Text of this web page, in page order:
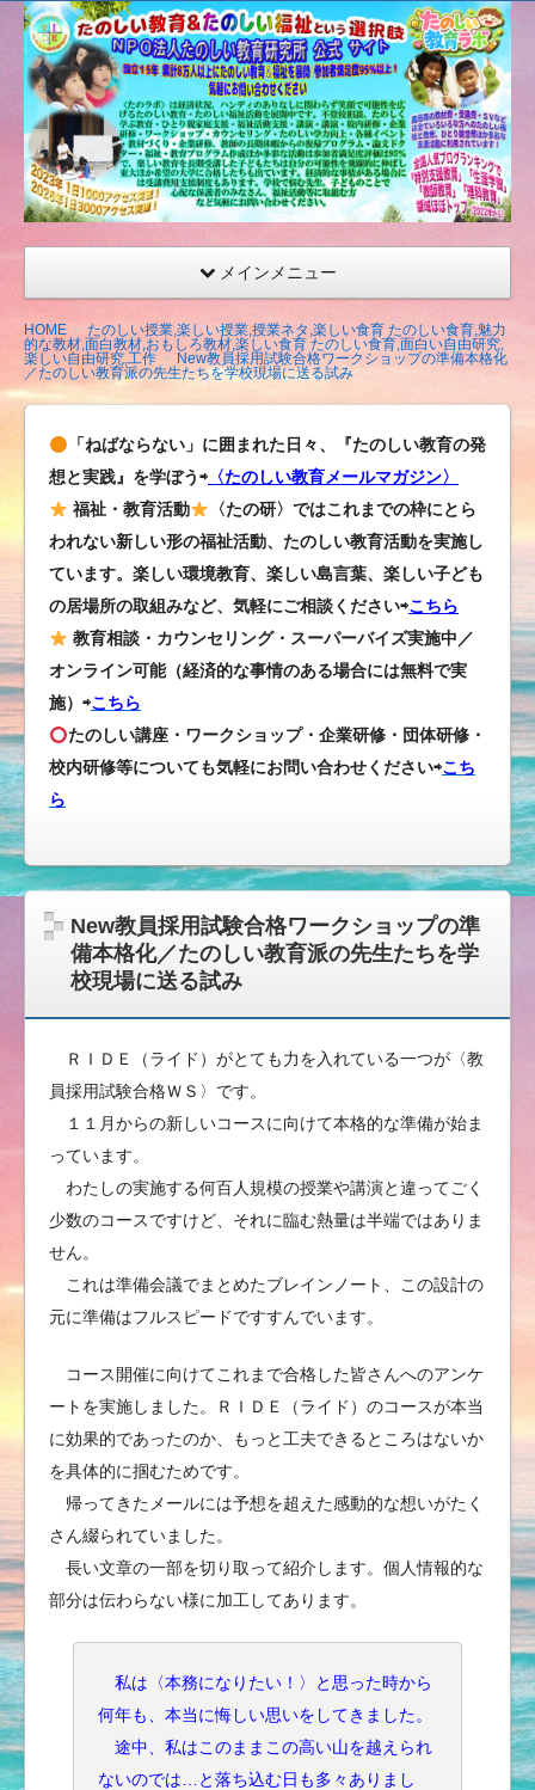
たの
しい
教育
研究
所
（沖
縄）
公式
ト
メインメニュー
HOME
たのしい授業,楽しい授業,授業ネタ,楽しい食育 たのしい食育,魅力
的な教材,面白教材,おもしろ教材,楽しい食育 たのしい食育,面白い自由研究,
楽しい自由研究,工作
New教員採用試験合格ワークショップの準備本格化
／たのしい教育派の先生たちを学校現場に送る試み
「ねばならない」に囲まれた日々、『たのしい教育の発
想と実践』を学ぼう⇨ 〈たのしい教育メールマガジン〉
福祉・教育活動
〈たの研〉ではこれまでの枠にとら
われない新しい形の福祉活動、たのしい教育活動を実施し
ています。楽しい環境教育、楽しい島言葉、楽しい子ども
の居場所の取組みなど、気軽にご相談ください⇨こちら
教育相談・カウンセリング・スーパーバイズ実施中／
オンライン可能（経済的な事情のある場合には無料で実
施）⇨こちら
たのしい講座・ワークショップ・企業研修・団体研修・
校内研修等についても気軽にお問い合わせください⇨こち
ら
New教員採用試験合格ワークショップの準
備本格化／たのしい教育派の先生たちを学
校現場に送る試み
ＲＩＤＥ（ライド）がとても力を入れている一つが〈教
員採用試験合格ＷＳ〉です。
１１月からの新しいコースに向けて本格的な準備が始ま
っています。
わたしの実施する何百人規模の授業や講演と違ってごく
少数のコースですけど、それに臨む熱量は半端ではありま
せん。
これは準備会議でまとめたブレインノート、この設計の
元に準備はフルスピードですすんでいます。
コース開催に向けてこれまで合格した皆さんへのアンケ
ートを実施しました。ＲＩＤＥ（ライド）のコースが本当
に効果的であったのか、もっと工夫できるところはないか
を具体的に掴むためです。
帰ってきたメールには予想を超えた感動的な想いがたく
さん綴られていました。
長い文章の一部を切り取って紹介します。個人情報的な
部分は伝わらない様に加工してあります。
私は〈本務になりたい！〉と思った時から
何年も、本当に悔しい思いをしてきました。
途中、私はこのままこの高い山を越えられ
ないのでは…と落ち込む日も多々ありまし